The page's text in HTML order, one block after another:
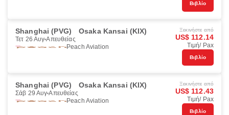
Βιβλίο
Shanghai (PVG) Osaka Kansai (KIX)
Τετ 26 Αυγ Απευθείας
Peach Aviation
Ξεκινήστε από
US$ 112.14
Τιμή/ Pax
Βιβλίο
Shanghai (PVG) Osaka Kansai (KIX)
Σάβ 29 Αυγ Απευθείας
Peach Aviation
Ξεκινήστε από
US$ 112.43
Τιμή/ Pax
Βιβλίο